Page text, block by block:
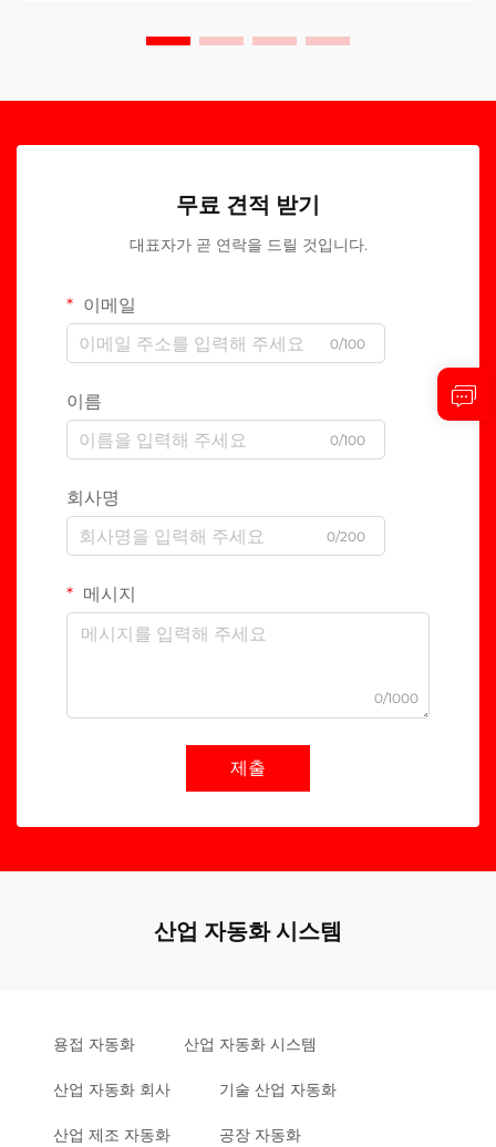
무료 견적 받기
대표자가 곧 연락을 드릴 것입니다.
이메일
0/100
이름
0/100
회사명
0/200
메시지
0/1000
제출
산업 자동화 시스템
용접 자동화 산업 자동화 시스템
산업 자동화 회사 기술 산업 자동화
산업 제조 자동화 공장 자동화